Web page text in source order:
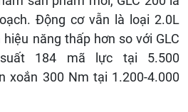
Động cơ vẫn là loại 2.0L
năng thấp hơn so với GLC
184 mã lực tại 5.500
xoắn 300 Nm tại 1.200-4.000